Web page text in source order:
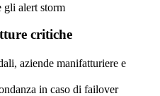
gli alert storm
critiche
aziende manifatturiere e
in caso di failover